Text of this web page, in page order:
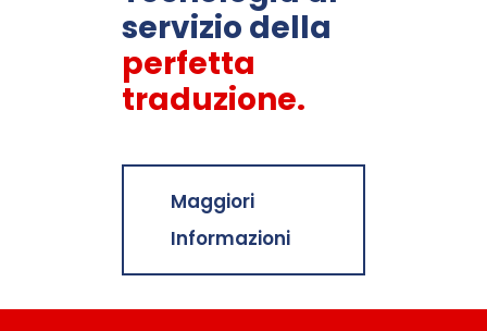
servizio della
perfetta
traduzione.
Maggiori
Informazioni